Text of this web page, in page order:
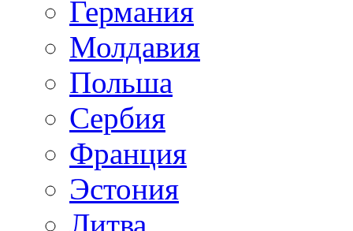
Германия
Молдавия
Польша
Сербия
Франция
Эстония
Литва